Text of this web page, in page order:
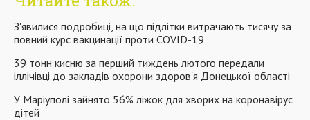
З'явилися подробиці, на що підлітки витрачають тисячу за
повний курс вакцинації проти COVID-19
39 тонн кисню за перший тиждень лютого передали
іллічівці до закладів охорони здоров'я Донецької області
У Маріуполі зайнято 56% ліжок для хворих на коронавірус
дітей